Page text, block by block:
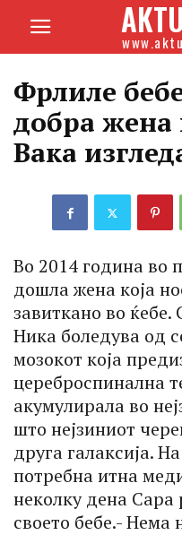
Фрлиле
добра жена
Вака
Во 2014 година во
дошла жена која
завиткано во ќебе.
Ника боледува од
мозокот која
цереброспинална
акумулирала во
што нејзиниот
друга галаксија.
потребна итна
неколку дена
своето бебе.- Нема